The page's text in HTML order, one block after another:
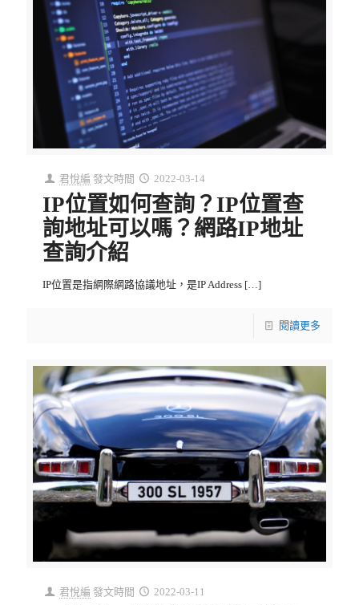
君悅編 發文時間 2022-03-14
IP位置如何查詢？IP位置查
詢地址可以嗎？網路IP地址
查詢介紹
IP位置是指網際網路協議地址，是IP Address […]
閱讀更多
君悅編 發文時間 2022-03-11